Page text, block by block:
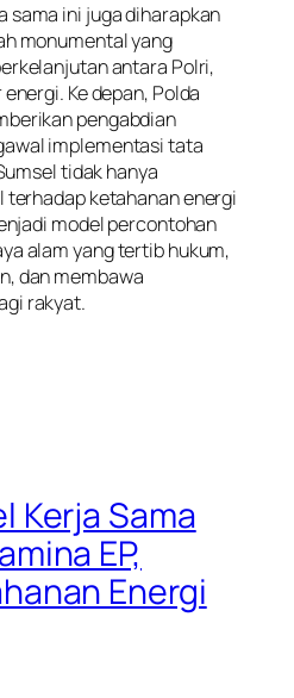
sama ini juga diharapkan
monumental yang
antara Polri,
Ke depan, Polda
pengabdian
implementasi tata
tidak hanya
ketahanan energi
model percontohan
alam yang tertib hukum,
dan membawa
rakyat.
Kerja Sama
EP,
Energi